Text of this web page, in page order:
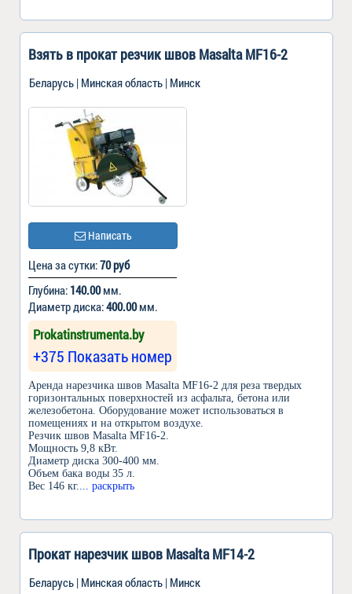
Взять в прокат резчик швов Masalta MF16-2
Беларусь | Минская область | Минск
Написать
Цена за сутки:70 руб
Глубина: 140.00мм.
Диаметр диска:400.00мм.
Prokatinstrumenta.by
+375 Показать номер
Аренда нарезчика швов Masalta MF16-2 для реза твердых
горизонтальных поверхностей из асфальта, бетона или
железобетона. Оборудование может использоваться в
помещениях и на открытом воздухе.
Резчик швов Masalta MF16-2.
Мощность 9,8 кВт.
Диаметр диска 300-400 мм.
Объем бака воды 35 л.
Вес 146 кг.
... раскрыть
Прокат нарезчик швов Masalta MF14-2
Беларусь | Минская область | Минск